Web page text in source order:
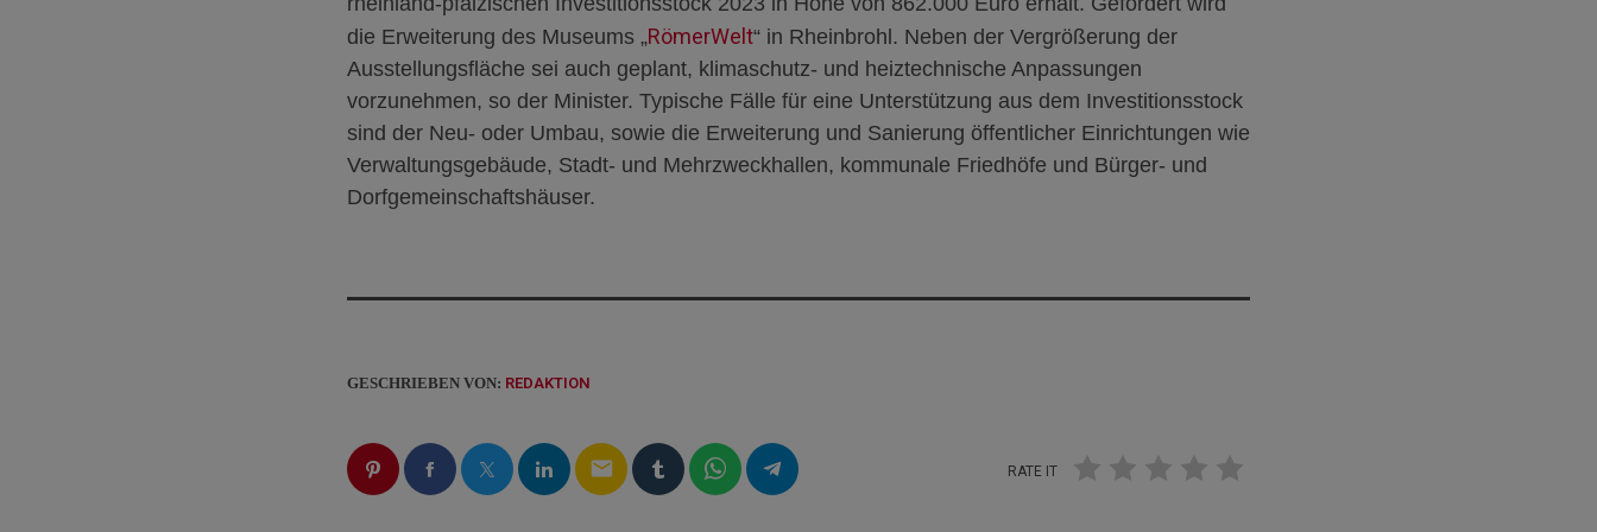
die Erweiterung des Museums „RömerWelt“ in Rheinbrohl. Neben der Vergrößerung der
Ausstellungsfläche sei auch geplant, klimaschutz- und heiztechnische Anpassungen
vorzunehmen, so der Minister. Typische Fälle für eine Unterstützung aus dem Investitionsstock
sind der Neu- oder Umbau, sowie die Erweiterung und Sanierung öffentlicher Einrichtungen wie
Verwaltungsgebäude, Stadt- und Mehrzweckhallen, kommunale Friedhöfe und Bürger- und
Dorfgemeinschaftshäuser.
GESCHRIEBEN VON: REDAKTION
email RATE IT